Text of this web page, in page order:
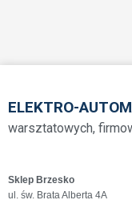
ELEKTRO-
warsztatowych,
Sklep Brzesko
ul. św. Brata Alberta 4A